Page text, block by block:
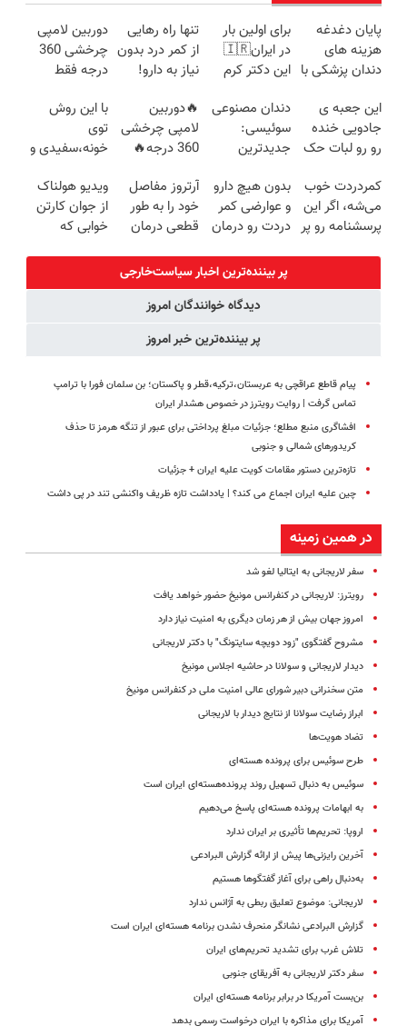
پایان دغدغه
هزینه های
دندان پزشکی با
کننده خانگی
برای اولین بار
در ایران🇮🇷
این دکتر کرم
روزه ساخت!
تنها راه رهایی
از کمر درد بدون
نیاز به دارو!
دوربین لامپی
چرخشی 360
درجه فقط
🔥 پرداخت
درب منزل
این جعبه ی
جادویی خنده
رو رو لبات حک
خرید40%تخفیف
دندان مصنوعی
سوئیسی:
جدیدترین
سبک و مقاوم |
پرداخت قسطی
🔥دوربین
لامپی چرخشی
360 درجه🔥
منزل + گارانتی
تعویض
با این روش
توی
خونه،سفیدی و
برگردون
(40%off)
کمردردت خوب
می‌شه، اگر این
پرسشنامه رو پر
بدون هیچ دارو
و عوارضی کمر
دردت رو درمان
(پرسش‌نامه)
آرتروز مفاصل
خود را به طور
قطعی درمان
◗پرسش‌نامه◖
ویدیو هولناک
از جوان کارتن
خوابی که
پر بیننده‌ترین اخبار سیاست‌خارجی
دیدگاه خوانندگان امروز
پر بیننده‌ترین خبر امروز
پیام قاطع عراقچی به عربستان،‌ترکیه،‌قطر و پاکستان؛ بن سلمان فورا با ترامپ
تماس گرفت | روایت رویترز در خصوص هشدار ایران
افشاگری منبع مطلع؛ جزئیات مبلغ پرداختی برای عبور از تنگه هرمز تا حذف
کریدورهای شمالی و جنوبی
تازه‌ترین دستور مقامات کویت علیه ایران + جزئیات
چین علیه ایران اجماع می کند؟ | یادداشت تازه ظریف واکنشی تند در پی داشت
در همین زمینه
سفر لاریجانی به ایتالیا لغو شد
رویترز: لاریجانی‌ در کنفرانس ‌مونیخ حضور خواهد یافت‌‌
امروز جهان بیش از هر زمان دیگری به امنیت نیاز دارد
مشروح گفتگوی "زود دویچه سایتونگ" با دکتر لاریجانی
دیدار لاریجانی و سولانا در حاشیه اجلاس مونیخ
متن سخنرانی دبیر شورای عالی امنیت ملی در کنفرانس مونیخ
ابراز رضایت سولا‌نا از نتایج دیدار با لا‌ریجانی
تضاد هویت‌ها
طرح سوئیس برای پرونده هسته‌ای
سوئیس به دنبال تسهیل روند پرونده‌هسته‌ای ایران است
به ابهامات پرونده هسته‌ای پاسخ می‌دهیم
اروپا: ‌تحریم‌ها تأثیری بر ایران ندارد
آخرین رایزنی‌ها پیش از ارائه گزارش البرادعی
به‌دنبال راهی برای آغاز گفتگوها هستیم
لاریجانی: موضوع تعلیق ربطی به آژانس ندارد
گزارش البرادعی نشانگر منحرف نشدن برنامه هسته‌ای ایران است
تلاش‌ غرب‌ برای تشدید تحریم‌های ایران
سفر دکتر لاریجانی به آفریقای جنوبی
بن‌بست آمریکا در برابر برنامه هسته‌ای ایران
آمریکا برای مذاکره با ایران درخواست رسمی بدهد